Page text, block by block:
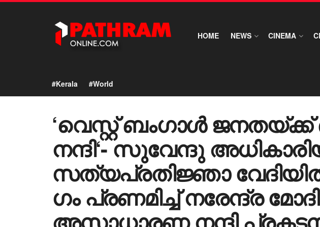
HOME NEWS CINEMA
#Kerala #World
‘വെസ്റ്റ് ബം​ഗാൾ
നന്ദി‘- സുവേന്ദു
സത്യപ്രതിജ്ഞാ
ഗം പ്രണമിച്ച് നരേന്ദ്ര